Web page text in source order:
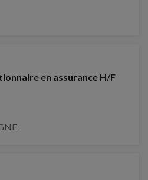
en assurance H/F